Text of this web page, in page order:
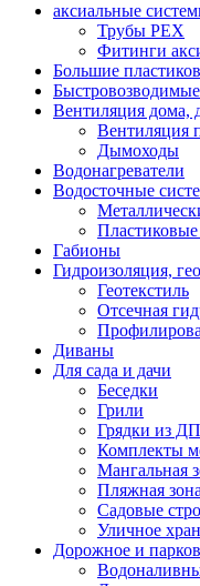
аксиальные
Трубы PEX
Фитинги
Большие
Вентиляция дома,
Вентиляция
Дымоходы
Водонагреватели
Водосточные
Габионы
Гидроизоляция,
Геотекстиль
Отсечная
Диваны
Для сада и дачи
Беседки
Грили
Грядки из
Комплекты
Мангальная
Пляжная
Садовые
Уличное
Дорожное и